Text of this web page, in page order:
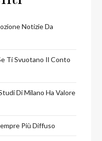
Notizie Da
Ti Svuotano Il Conto
Di Milano Ha Valore
Più Diffuso